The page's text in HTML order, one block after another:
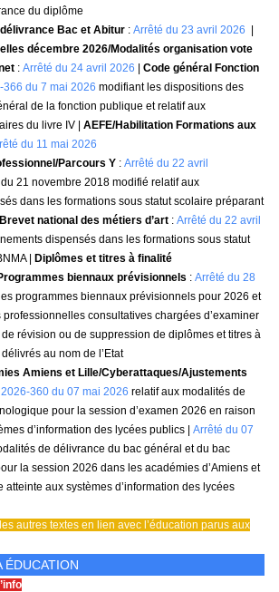
du diplôme
délivrance Bac et Abitur: Arrêté du 23 avril 2026
décembre 2026/Modalités organisation vote
: Arrêté du 24 avril 2026
Code général Fonction
366 du 7 mai 2026 modifiant les dispositions des
de la fonction publique et relatif aux
du livre IV | AEFE/Habilitation Formations aux
du 11 mai 2026
Parcours Y: Arrêté du 22 avril
21 novembre 2018 modifié relatif aux
dans les formations sous statut scolaire préparant
Brevet national des métiers d’art : Arrêté du 22 avril
dispensés dans les formations sous statut
|
Diplômes et titres à finalité
biennaux prévisionnels : Arrêté du 28
programmes biennaux prévisionnels pour 2026 et
consultatives chargées d’examiner
révision ou de suppression de diplômes et titres à
au nom de l’Etat
Amiens et Lille/Cyberattaques/Ajustements
2026-360 du 07 mai 2026 relatif aux modalités de
pour la session d’examen 2026 en raison
d’information des lycées publics | Arrêté du 07
de délivrance du bac général et du bac
la session 2026 dans les académies d’Amiens et
atteinte aux systèmes d’information des lycées
autres textes en lien avec l’éducation parus aux
ÉDUCATION